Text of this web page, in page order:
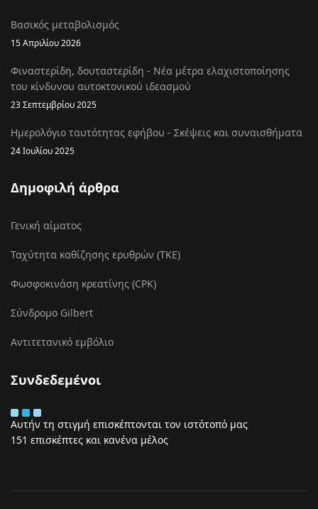
Βασικός μεταβολισμός
15 Απριλίου 2026
Φιναστερίδη, δουταστερίδη - Νέα μέτρα ελαχιστοποίησης
του κίνδυνου αυτοκτονικού ιδεασμού
23 Σεπτεμβρίου 2025
Ημερολόγιο ταυτότητας εφήβου - Σκέψεις και συναισθήματα
24 Ιουλίου 2025
Δημοφιλή άρθρα
Γενική αίματος
Ταχύτητα καθίζησης ερυθρών (ΤΚΕ)
Φωσφοκινάση κρεατίνης (CPK)
Σύνδρομο Gilbert
Αντιτετανικό εμβόλιο
Συνδεδεμένοι
Αυτήν τη στιγμή επισκέπτονται τον ιστότοπό μας
151 επισκέπτες και κανένα μέλος